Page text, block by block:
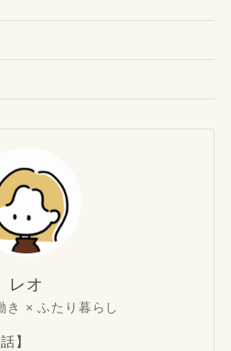
レオ
き × ふたり暮らし
】